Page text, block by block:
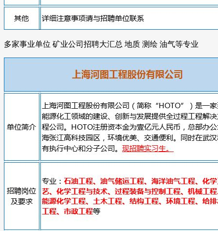
多家事业单位 矿业公司招聘大汇总 地质 测绘 油气等专业